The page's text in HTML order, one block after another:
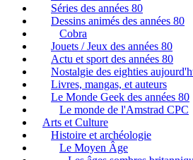
Séries des années 80
Dessins animés des années 80
Cobra
Jouets / Jeux des années 80
Actu et sport des années 80
Nostalgie des eighties
Livres, mangas, et auteurs
Le Monde Geek des années 80
Le monde de l'Amstrad CPC
Arts et Culture
Histoire et archéologie
Le Moyen Âge